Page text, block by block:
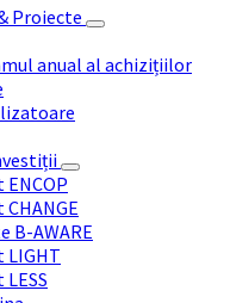
Proiecte
anual al achizițiilor
B-AWARE
LIGHT